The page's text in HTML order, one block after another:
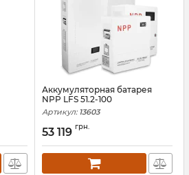
Аккумуляторная батарея
NPP LFS 51.2-100
Артикул: 13603
53 119 грн.